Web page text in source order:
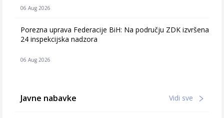
06 Aug 2026
Porezna uprava Federacije BiH: Na području ZDK izvršena
24 inspekcijska nadzora
06 Aug 2026
Javne nabavke Vidi sve